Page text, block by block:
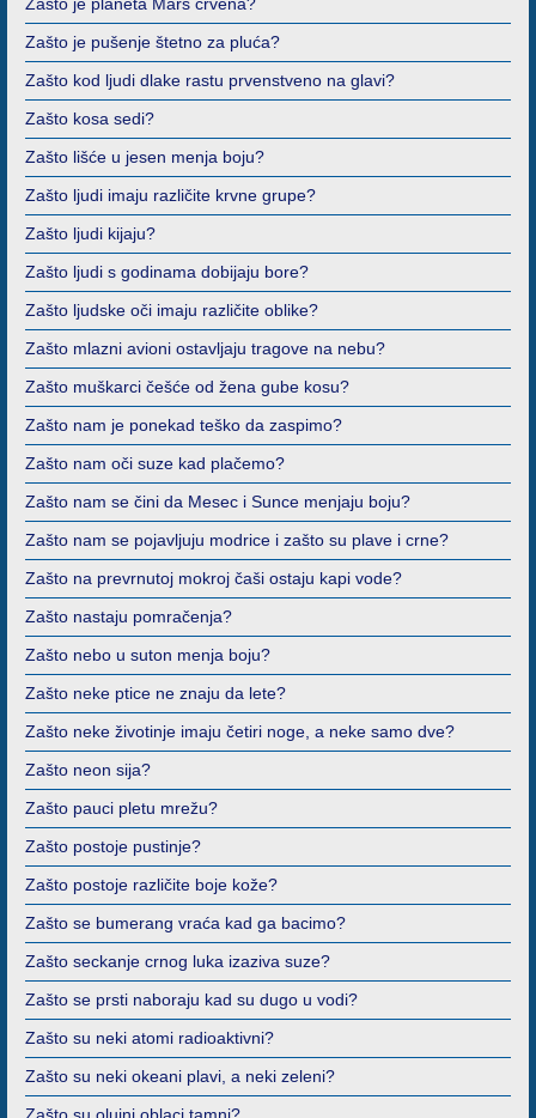
Zašto je pušenje štetno za pluća?
Zašto kod ljudi dlake rastu prvenstveno na glavi?
Zašto kosa sedi?
Zašto lišće u jesen menja boju?
Zašto ljudi imaju različite krvne grupe?
Zašto ljudi kijaju?
Zašto ljudi s godinama dobijaju bore?
Zašto ljudske oči imaju različite oblike?
Zašto mlazni avioni ostavljaju tragove na nebu?
Zašto muškarci češće od žena gube kosu?
Zašto nam je ponekad teško da zaspimo?
Zašto nam oči suze kad plačemo?
Zašto nam se čini da Mesec i Sunce menjaju boju?
Zašto nam se pojavljuju modrice i zašto su plave i crne?
Zašto na prevrnutoj mokroj čaši ostaju kapi vode?
Zašto nastaju pomračenja?
Zašto nebo u suton menja boju?
Zašto neke ptice ne znaju da lete?
Zašto neke životinje imaju četiri noge, a neke samo dve?
Zašto neon sija?
Zašto pauci pletu mrežu?
Zašto postoje pustinje?
Zašto postoje različite boje kože?
Zašto se bumerang vraća kad ga bacimo?
Zašto seckanje crnog luka izaziva suze?
Zašto se prsti naboraju kad su dugo u vodi?
Zašto su neki atomi radioaktivni?
Zašto su neki okeani plavi, a neki zeleni?